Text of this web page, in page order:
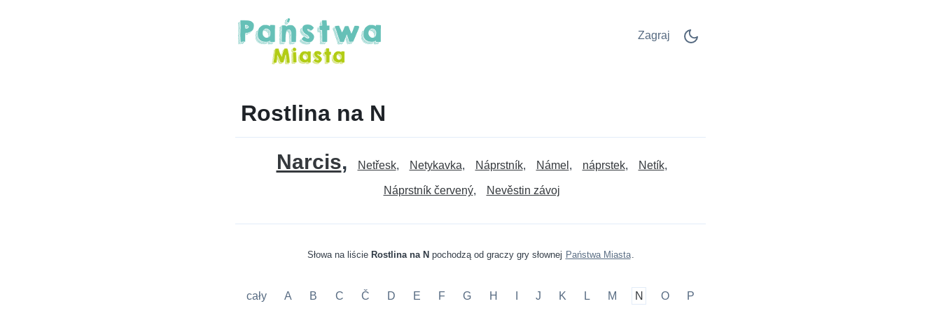
Zagraj
Rostlina na N
Narcis Netřesk Netykavka Náprstník Námel náprstek Netík
Náprstník červený Nevěstin závoj
Słowa na liście Rostlina na N pochodzą od graczy gry słownej Państwa Miasta.
cały A B C Č D E F G H J K L M N O P